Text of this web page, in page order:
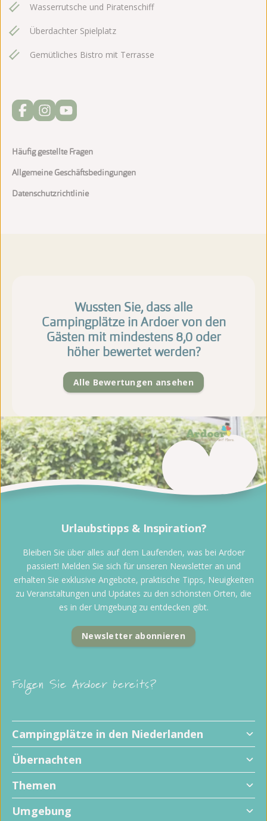
Wasserrutsche und Piratenschiff
Überdachter Spielplatz
Gemütliches Bistro mit Terrasse
Häufig gestellte Fragen
Allgemeine Geschäftsbedingungen
Datenschutzrichtlinie
Wussten Sie, dass alle
Campingplätze in Ardoer von den
Gästen mit mindestens 8,0 oder
höher bewertet werden?
Alle Bewertungen ansehen
Folgen Sie Ardoer bereits?
Campingplätze in den Niederlanden
Übernachten
Themen
Umgebung
Urlaubstipps & Inspiration?
Bleiben Sie über alles auf dem Laufenden, was bei Ardoer
passiert! Melden Sie sich für unseren Newsletter an und
erhalten Sie exklusive Angebote, praktische Tipps, Neuigkeiten
zu Veranstaltungen und Updates zu den schönsten Orten, die
es in der Umgebung zu entdecken gibt.
Newsletter abonnieren